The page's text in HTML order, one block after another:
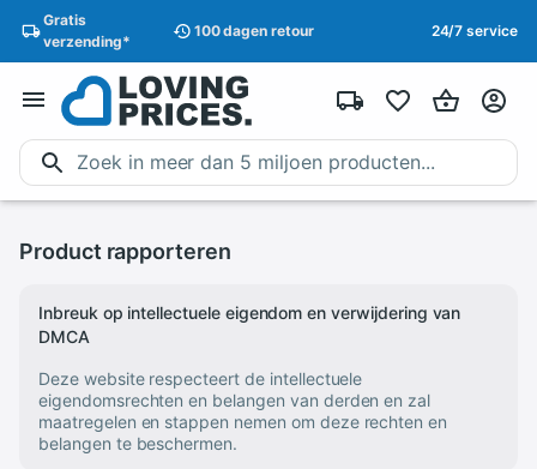
Gratis
verzending*
100 dagen retour 24/7 service
Product rapporteren
Inbreuk op intellectuele eigendom en verwijdering van
DMCA
Deze website respecteert de intellectuele
eigendomsrechten en belangen van derden en zal
maatregelen en stappen nemen om deze rechten en
belangen te beschermen.